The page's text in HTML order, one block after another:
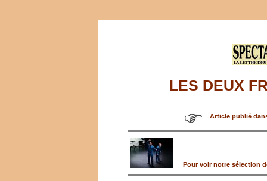
LES DEUX
Article publié
Pour voir notre sélection